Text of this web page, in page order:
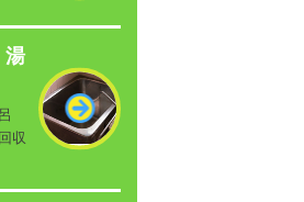
湯
収